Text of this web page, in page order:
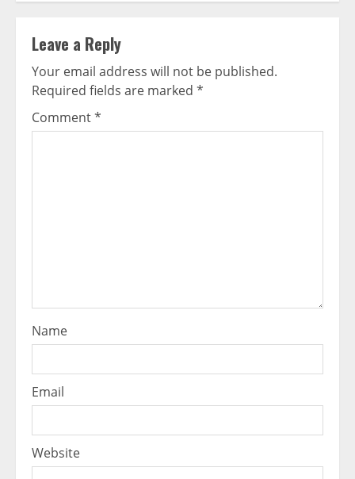
Leave a Reply
Your email address will not be published.
Required fields are marked *
Comment*
Name
Email
Website